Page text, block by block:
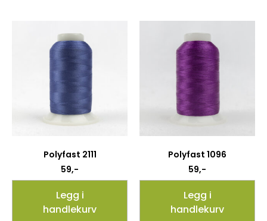
Polyfast 2111
59,-
Legg i
handlekurv
Polyfast 1096
59,-
Legg i
handlekurv